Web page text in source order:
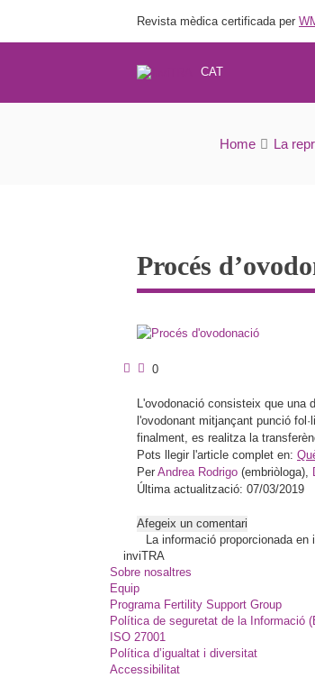
Revista mèdica certificada per
CAT
Home La
Procés
0
L'ovodonació consisteix que una
l'ovodonant mitjançant punció
finalment, es realitza la
Pots llegir l'article complet en:
Per Andrea Rodrigo (embriòloga),
Última actualització: 07/03/2019
Afegeix un comentari
La informació proporcionada
inviTRA
Sobre nosaltres
Equip
Programa Fertility Support Group
Política de seguretat de la Informació
ISO 27001
Política d’igualtat i diversitat
Accessibilitat